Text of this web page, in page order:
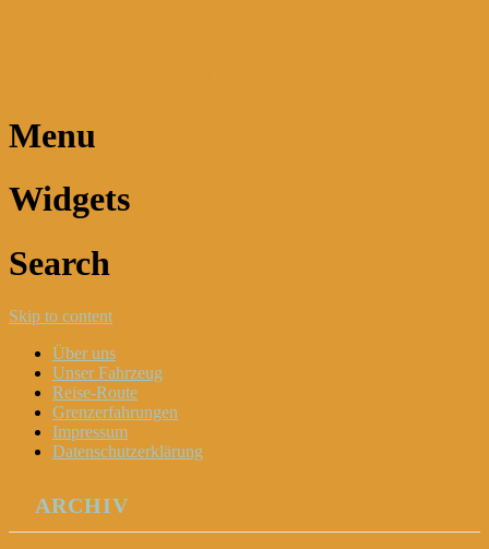
Menu
Widgets
Search
Skip to content
Über uns
Unser Fahrzeug
Reise-Route
Grenzerfahrungen
Impressum
Datenschutzerklärung
ARCHIV